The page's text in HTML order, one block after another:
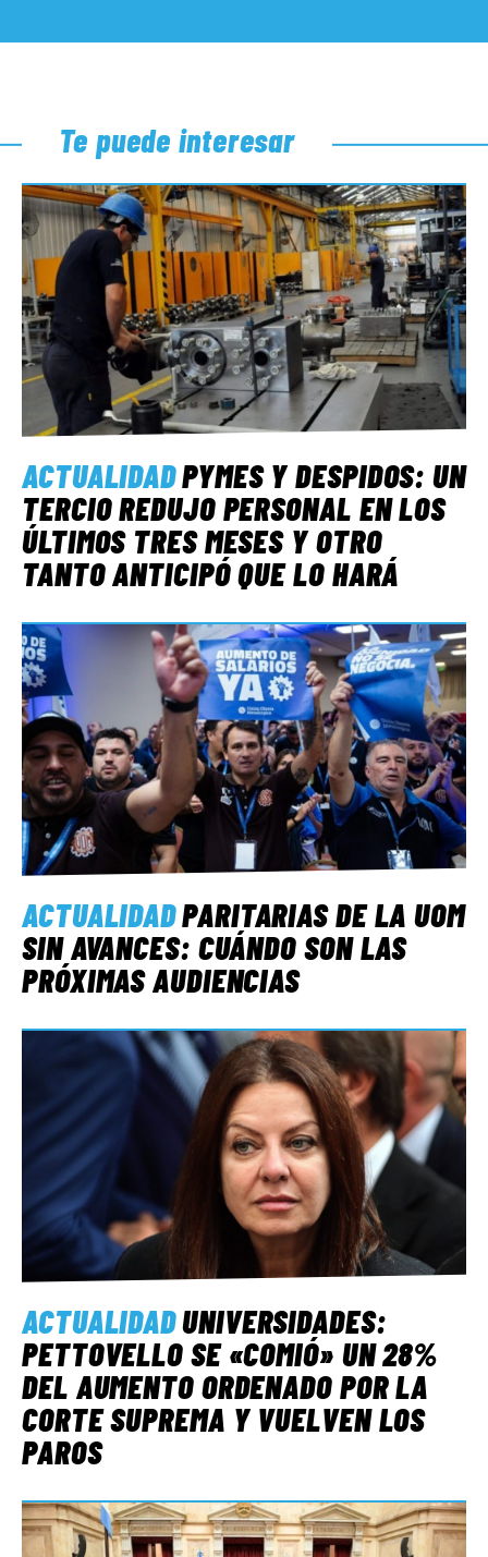
Te puede interesar
ACTUALIDADPYMES Y DESPIDOS: UN
TERCIO REDUJO PERSONAL EN LOS
ÚLTIMOS TRES MESES Y OTRO
TANTO ANTICIPÓ QUE LO HARÁ
ACTUALIDADPARITARIAS DE LA UOM
SIN AVANCES: CUÁNDO SON LAS
PRÓXIMAS AUDIENCIAS
ACTUALIDADUNIVERSIDADES:
PETTOVELLO SE «COMIÓ» UN 28%
DEL AUMENTO ORDENADO POR LA
CORTE SUPREMA Y VUELVEN LOS
PAROS